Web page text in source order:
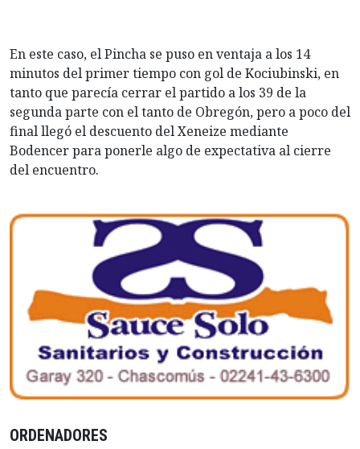
En este caso, el Pincha se puso en ventaja a los 14
minutos del primer tiempo con gol de Kociubinski, en
tanto que parecía cerrar el partido a los 39 de la
segunda parte con el tanto de Obregón, pero a poco del
final llegó el descuento del Xeneize mediante
Bodencer para ponerle algo de expectativa al cierre
del encuentro.
ORDENADORES